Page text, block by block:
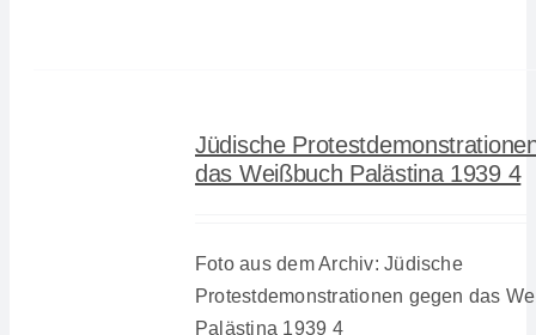
Jüdische
das Weißbuch Palästina 1939 4
Foto aus dem Archiv: Jüdische
Protestdemonstrationen gegen das
Palästina 1939 4